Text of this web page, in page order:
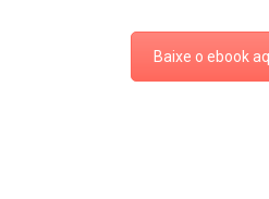
Baixe o ebook